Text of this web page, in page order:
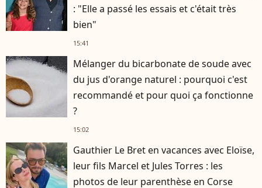
: "Elle a passé les essais et c'était très
bien"
15:41
Mélanger du bicarbonate de soude avec
du jus d'orange naturel : pourquoi c'est
recommandé et pour quoi ça fonctionne
?
15:02
Gauthier Le Bret en vacances avec Eloïse,
leur fils Marcel et Jules Torres : les
photos de leur parenthèse en Corse